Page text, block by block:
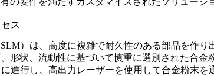
ス
） は、高度に複雑で耐久性のある部品を作
形状、流動性に基づいて慎重に選別された合金
進行し、高出力レーザーを使用して合金粉末